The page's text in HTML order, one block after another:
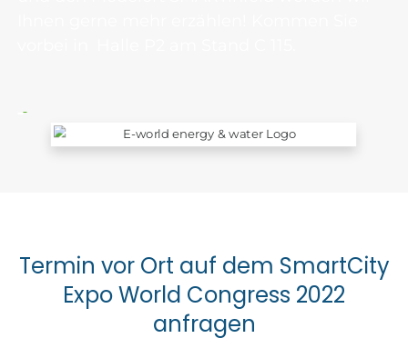
Termin vor Ort auf dem SmartCity
Expo World Congress 2022
anfragen